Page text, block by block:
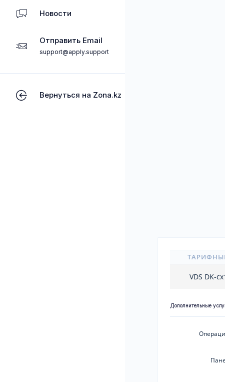
Новости
Отправить Email
support@apply.support
Вернуться на Zona.kz
VDS DK-
Дополнительные